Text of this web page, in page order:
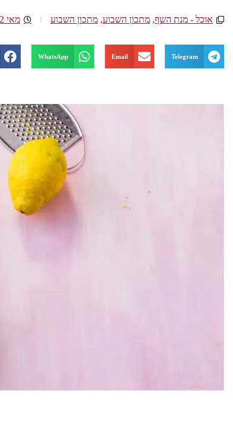
אוכל - מנת השף, מתכון השבוע, מתכון השבוע מאי 22, 2022
Telegram
Email
WhatsApp